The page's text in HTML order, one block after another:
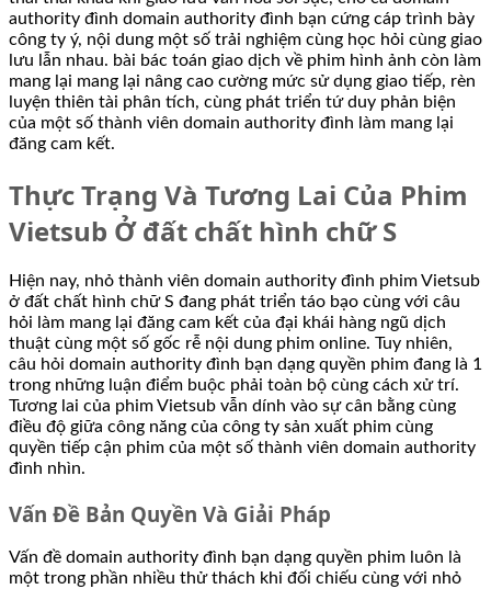
authority đình domain authority đình bạn cứng cáp trình bày
công ty ý, nội dung một số trải nghiệm cùng học hỏi cùng giao
lưu lẫn nhau. bài bác toán giao dịch về phim hình ảnh còn làm
mang lại mang lại nâng cao cường mức sử dụng giao tiếp, rèn
luyện thiên tài phân tích, cùng phát triển tứ duy phản biện
của một số thành viên domain authority đình làm mang lại
đăng cam kết.
Thực Trạng Và Tương Lai Của Phim
Vietsub Ở đất chất hình chữ S
Hiện nay, nhỏ thành viên domain authority đình phim Vietsub
ở đất chất hình chữ S đang phát triển táo bạo cùng với câu
hỏi làm mang lại đăng cam kết của đại khái hàng ngũ dịch
thuật cùng một số gốc rễ nội dung phim online. Tuy nhiên,
câu hỏi domain authority đình bạn dạng quyền phim đang là 1
trong những luận điểm buộc phải toàn bộ cùng cách xử trí.
Tương lai của phim Vietsub vẫn dính vào sự cân bằng cùng
điều độ giữa công năng của công ty sản xuất phim cùng
quyền tiếp cận phim của một số thành viên domain authority
đình nhìn.
Vấn Đề Bản Quyền Và Giải Pháp
Vấn đề domain authority đình bạn dạng quyền phim luôn là
một trong phần nhiều thử thách khi đối chiếu cùng với nhỏ